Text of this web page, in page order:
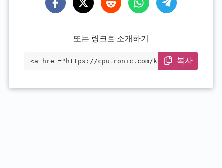
또는 링크로 소개하기
<a href="https://cputronic.com/ko/cpu/in
복사